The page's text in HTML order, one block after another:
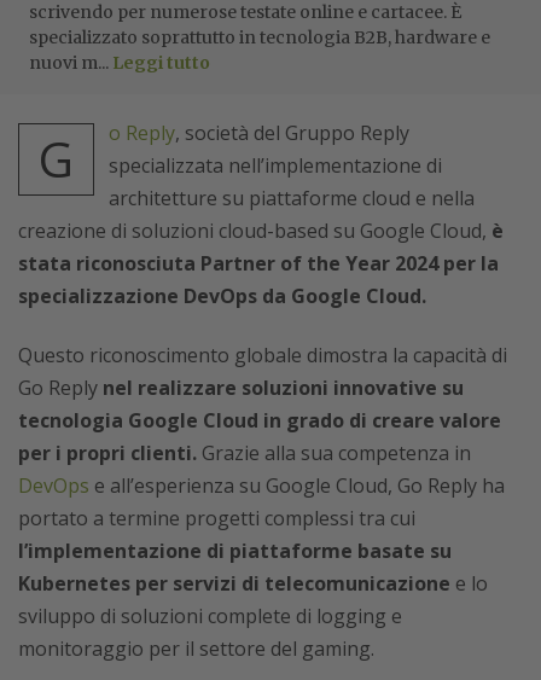
scrivendo per numerose testate online e cartacee. È
specializzato soprattutto in tecnologia B2B, hardware e
nuovi m... Leggi tutto
G o Reply, società del Gruppo Reply
specializzata nell’implementazione di
architetture su piattaforme cloud e nella
creazione di soluzioni cloud-based su Google Cloud, è
stata riconosciuta Partner of the Year 2024 per la
specializzazione DevOps da Google Cloud.
Questo riconoscimento globale dimostra la capacità di
Go Reply nel realizzare soluzioni innovative su
tecnologia Google Cloud in grado di creare valore
per i propri clienti. Grazie alla sua competenza in
DevOps e all’esperienza su Google Cloud, Go Reply ha
portato a termine progetti complessi tra cui
l’implementazione di piattaforme basate su
Kubernetes per servizi di telecomunicazione e lo
sviluppo di soluzioni complete di logging e
monitoraggio per il settore del gaming.